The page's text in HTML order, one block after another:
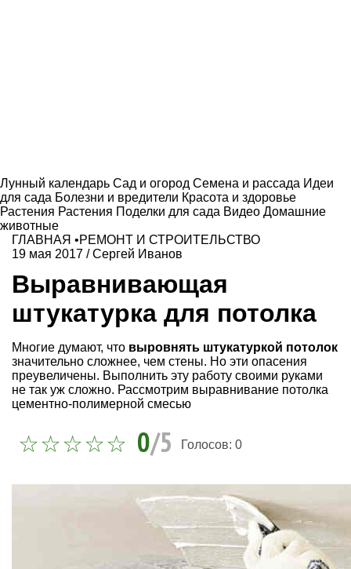
Лунный календарь Сад и огород Семена и рассада Идеи
для сада Болезни и вредители Красота и здоровье
Растения Растения Поделки для сада Видео Домашние
животные
ГЛАВНАЯ •РЕМОНТ И СТРОИТЕЛЬСТВО
19 мая 2017 /Сергей Иванов
Выравнивающая
штукатурка для потолка
Многие думают, что выровнять штукатуркой потолок
значительно сложнее, чем стены. Но эти опасения
преувеличены. Выполнить эту работу своими руками
не так уж сложно. Рассмотрим выравнивание потолка
цементно-полимерной смесью
0/5 Голосов: 0